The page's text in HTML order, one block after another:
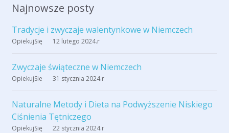
Najnowsze posty
Tradycje i zwyczaje walentynkowe w Niemczech
OpiekujSię 12 lutego 2024.r
Zwyczaje świąteczne w Niemczech
OpiekujSie 31 stycznia 2024.r
Naturalne Metody i Dieta na Podwyższenie Niskiego
Ciśnienia Tętniczego
OpiekujSię 22 stycznia 2024.r